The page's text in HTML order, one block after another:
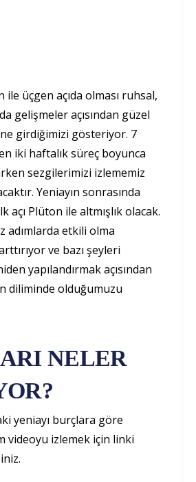
ile üçgen açıda olması ruhsal,
gelişmeler açısından güzel
girdiğimizi gösteriyor. 7
iki haftalık süreç boyunca
sezgilerimizi izlememiz
Yeniayın sonrasında
açı Plüton ile altmışlık olacak.
adımlarda etkili olma
ve bazı şeyleri
yapılandırmak açısından
diliminde olduğumuzu
NELER
yeniayı burçlara göre
videoyu izlemek için linki